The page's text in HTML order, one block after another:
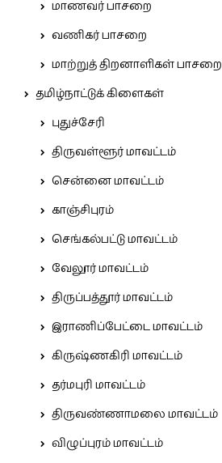
மாணவர் பாசறை
வணிகர் பாசறை
மாற்றுத் திறனாளிகள் பாசறை
தமிழ்நாட்டுக் கிளைகள்
புதுச்சேரி
திருவள்ளூர் மாவட்டம்
சென்னை மாவட்டம்
காஞ்சிபுரம்
செங்கல்பட்டு மாவட்டம்
வேலூர் மாவட்டம்
திருப்பத்தூர் மாவட்டம்
இராணிப்பேட்டை மாவட்டம்
கிருஷ்ணகிரி மாவட்டம்
தர்மபுரி மாவட்டம்
திருவண்ணாமலை மாவட்டம்
விழுப்புரம் மாவட்டம்